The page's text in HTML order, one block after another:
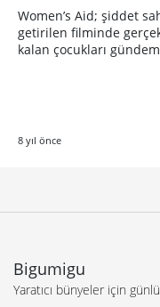
Women’s Aid; şiddet
getirilen filminde
kalan çocukları
8 yıl önce
Bigumigu
Yaratıcı bünyeler için